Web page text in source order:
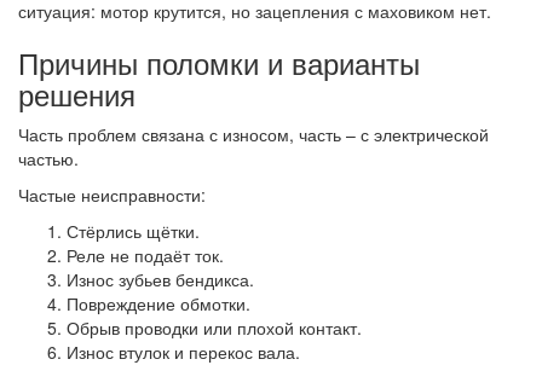
ситуация: мотор крутится, но зацепления с маховиком нет.
Причины поломки и варианты
решения
Часть проблем связана с износом, часть – с электрической
частью.
Частые неисправности:
Стёрлись щётки.
Реле не подаёт ток.
Износ зубьев бендикса.
Повреждение обмотки.
Обрыв проводки или плохой контакт.
Износ втулок и перекос вала.